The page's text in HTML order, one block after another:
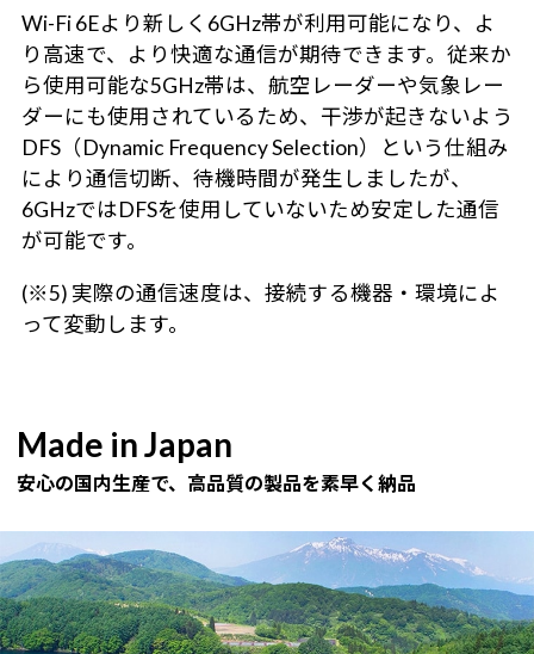
Wi-Fi 6Eより新しく6GHz帯が利用可能になり、よ
り高速で、より快適な通信が期待できます。従来か
ら使用可能な5GHz帯は、航空レーダーや気象レー
ダーにも使用されているため、干渉が起きないよう
DFS（Dynamic Frequency Selection）という仕組み
により通信切断、待機時間が発生しましたが、
6GHzではDFSを使用していないため安定した通信
が可能です。
(※5) 実際の通信速度は、接続する機器・環境によ
って変動します。
Made in Japan
安心の国内生産で、高品質の製品を素早く納品